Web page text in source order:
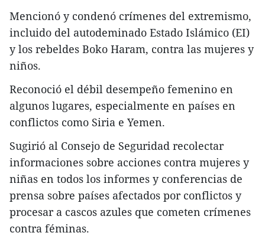
Mencionó y condenó crímenes del extremismo,
incluido del autodeminado Estado Islámico (EI)
y los rebeldes Boko Haram, contra las mujeres y
niños.
Reconoció el débil desempeño femenino en
algunos lugares, especialmente en países en
conflictos como Siria e Yemen.
Sugirió al Consejo de Seguridad recolectar
informaciones sobre acciones contra mujeres y
niñas en todos los informes y conferencias de
prensa sobre países afectados por conflictos y
procesar a cascos azules que cometen crímenes
contra féminas.